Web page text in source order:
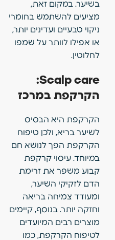
בשיער. במקום זאת,
מציעים להשתמש בחומרי
ניקוי טבעיים ועדינים יותר,
או אפילו לוותר על שמפו
לחלוטין.
Scalp care:
הקרקפת במרכז
הקרקפת היא הבסיס
לשיער בריא, ולכן טיפוח
הקרקפת הפך לנושא חם
במיוחד. עיסוי קרקפת
קבוע משפר את זרימת
הדם לזקיקי השיער,
ומעודד צמיחה בריאה
וחזקה יותר. בנוסף, קיימים
מוצרים רבים המיועדים
לטיפוח הקרקפת, כמו